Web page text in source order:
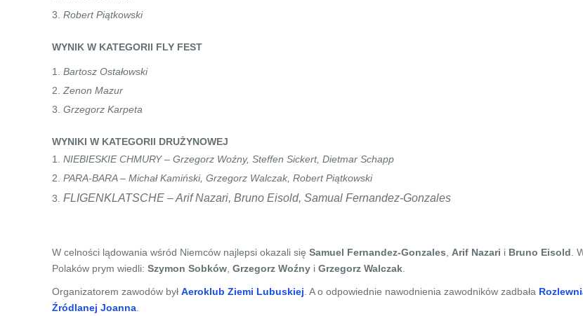
Robert Piątkowski
WYNIK W KATEGORII FLY FEST
Bartosz Ostałowski
Zenon Mazur
Grzegorz Karpeta
WYNIKI W KATEGORII DRUŻYNOWEJ
NIEBIESKIE CHMURY – Grzegorz Woźny, Steffen Sickert, Dietmar Schapp
PARA-BARA – Michał Kamiński, Grzegorz Walczak, Robert Piątkowski
FLIGENKLATSCHE – Arif Nazari, Bruno Eisold, Samual Fernandez-Gonzales
W celności lądowania wśród Niemców najlepsi okazali się Samuel Fernandez-Gonzales Arif Nazari i Bruno Eisold .
Polaków prym wiedli: Szymon Sobków Grzegorz Woźny i Grzegorz Walczak
Organizatorem zawodów był Aeroklub Ziemi Lubuskiej . A o odpowiednie nawodnienia zawodników zadbała
Źródlanej Joanna